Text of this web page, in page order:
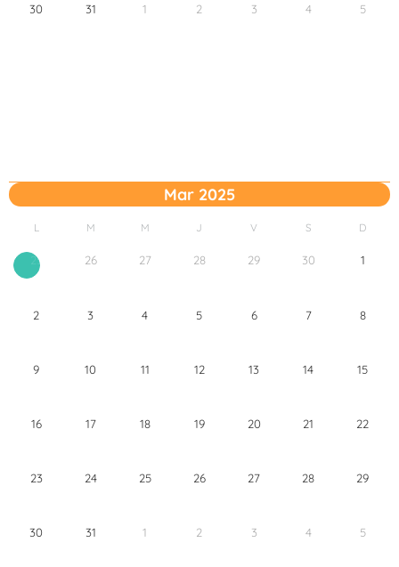
30 31 1 2 3 4 5
Mar 2025
L M M J V S D
25 26 27 28 29 30 1
2 3 4 5 6 7 8
9 10 11 12 13 14 15
16 17 18 19 20 21 22
23 24 25 26 27 28 29
30 31 1 2 3 4 5